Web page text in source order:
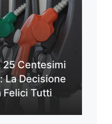
25 Centesimi
La Decisione
Felici Tutti